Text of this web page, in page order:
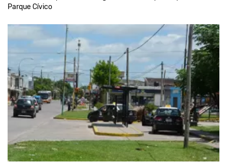
Parque Cívico